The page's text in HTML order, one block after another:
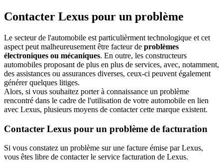
Contacter Lexus pour un problème
Le secteur de l'automobile est particulièrment technologique et cet
aspect peut malheureusement être facteur de problèmes
électroniques ou mécaniques. En outre, les constructeurs
automobiles proposant de plus en plus de services, avec, notamment,
des assistances ou assurances diverses, ceux-ci peuvent également
générer quelques litiges.
Alors, si vous souhaitez porter à connaissance un problème
rencontré dans le cadre de l'utilisation de votre automobile en lien
avec Lexus, plusieurs moyens de contacter cette marque existent.
Contacter Lexus pour un problème de facturation
Si vous constatez un problème sur une facture émise par Lexus,
vous êtes libre de contacter le service facturation de Lexus.